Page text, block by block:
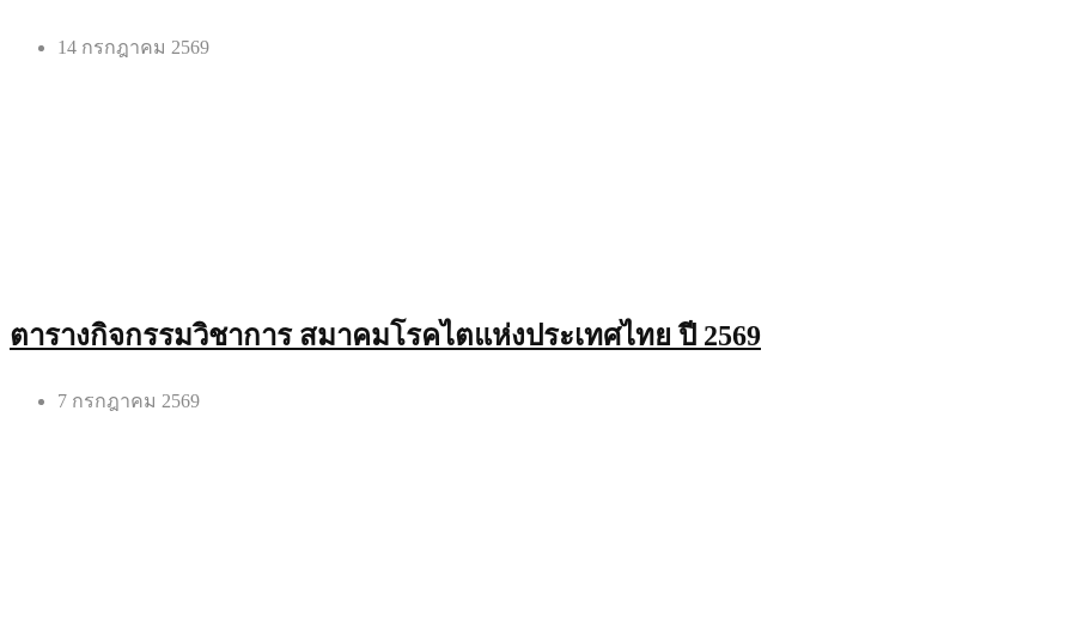
14 กรกฎาคม 2569
ตารางกิจกรรมวิชาการ สมาคมโรคไตแห่งประเทศไทย ปี 2569
7 กรกฎาคม 2569